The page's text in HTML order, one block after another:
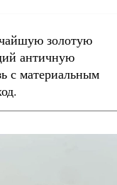
золотую
античную
с материальным